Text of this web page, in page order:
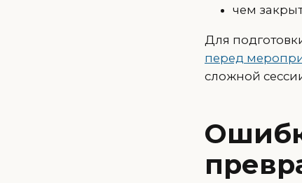
чем
Для
перед
сложной